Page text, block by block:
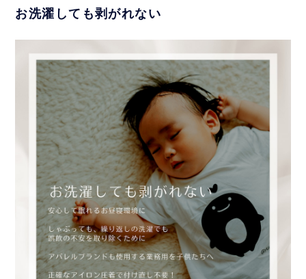
お洗濯しても剥がれない